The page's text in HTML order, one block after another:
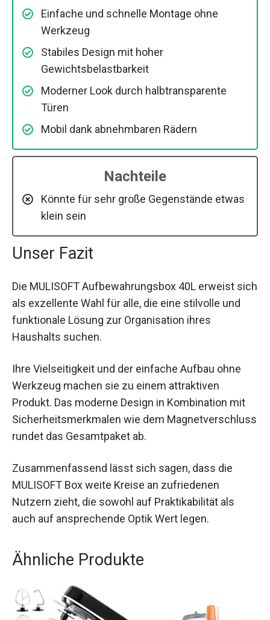
Einfache und schnelle Montage ohne
Werkzeug
Stabiles Design mit hoher
Gewichtsbelastbarkeit
Moderner Look durch halbtransparente
Türen
Mobil dank abnehmbaren Rädern
Nachteile
Könnte für sehr große Gegenstände etwas
klein sein
Unser Fazit
Die MULISOFT Aufbewahrungsbox 40L erweist sich
als exzellente Wahl für alle, die eine stilvolle und
funktionale Lösung zur Organisation ihres
Haushalts suchen.
Ihre Vielseitigkeit und der einfache Aufbau ohne
Werkzeug machen sie zu einem attraktiven
Produkt. Das moderne Design in Kombination mit
Sicherheitsmerkmalen wie dem Magnetverschluss
rundet das Gesamtpaket ab.
Zusammenfassend lässt sich sagen, dass die
MULISOFT Box weite Kreise an zufriedenen
Nutzern zieht, die sowohl auf Praktikabilität als
auch auf ansprechende Optik Wert legen.
Ähnliche Produkte